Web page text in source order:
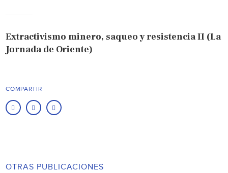
Extractivismo minero, saqueo y resistencia II (La
Jornada de Oriente)
COMPARTIR
OTRAS PUBLICACIONES